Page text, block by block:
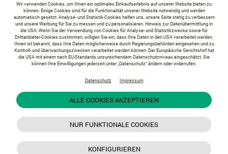
Wir verwenden Cookies, um Ihnen ein optimales Einkaufserlebnis auf unserer Website bieten zu
können. Einige Cookies sind für die Funktionalität unserer Website notwendig und werden
automatisch gesetzt. Analyse- und Statistik-Cookies helfen uns, unsere Seite stetig zu verbessern
und unsere Werbung für Sie zu messen und zu personalisieren. Hinweis zur Datenübermittlung in
die USA: Wenn Sie der Verwendung von Cookies für Analyse- und Statistikzwecke sowie für
Drittanbieter-Cookies zustimmen, willigen Sie ein, dass Ihre Daten in den USA verarbeitet werden.
Ihnen ist bekannt, dass Ihre Daten möglicherweise durch Regierungsbehörden eingesehen und zu
Kontroll- und überwachungszwecken verarbeitet werden können. Der Europäische Gerichtshof hat
die USA mit einem nach EU-Standards unzureichendem Datenschutzniveau eingeschätzt. Sie
können Ihre Einwilligungen jederzeit unter „Datenschutz“ ändern oder widerrufen.
Datenschutz Impressum
ALLE COOKIES AKZEPTIEREN
NUR FUNKTIONALE COOKIES
KONFIGURIEREN